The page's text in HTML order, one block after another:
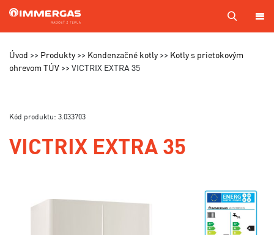
PRODUKTY
CENNÍKY
TECHNIKOV
Úvod Produkty Kondenzačné kotly
Kotly s prietokovým
ohrevom TÚV
VICTRIX EXTRA 35
Kód produktu: 3.033703
VICTRIX EXTRA 35